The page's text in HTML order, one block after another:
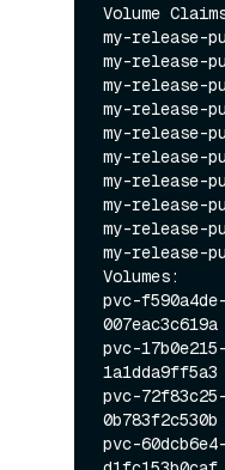
Volume
my-release-
my-release-
my-release-
my-release-
my-release-
my-release-
my-release-
my-release-
my-release-
my-release-
Volumes:
pvc-
007eac3c619a
pvc-
1a1dda9ff5a3
pvc-
0b783f2c530b
pvc-